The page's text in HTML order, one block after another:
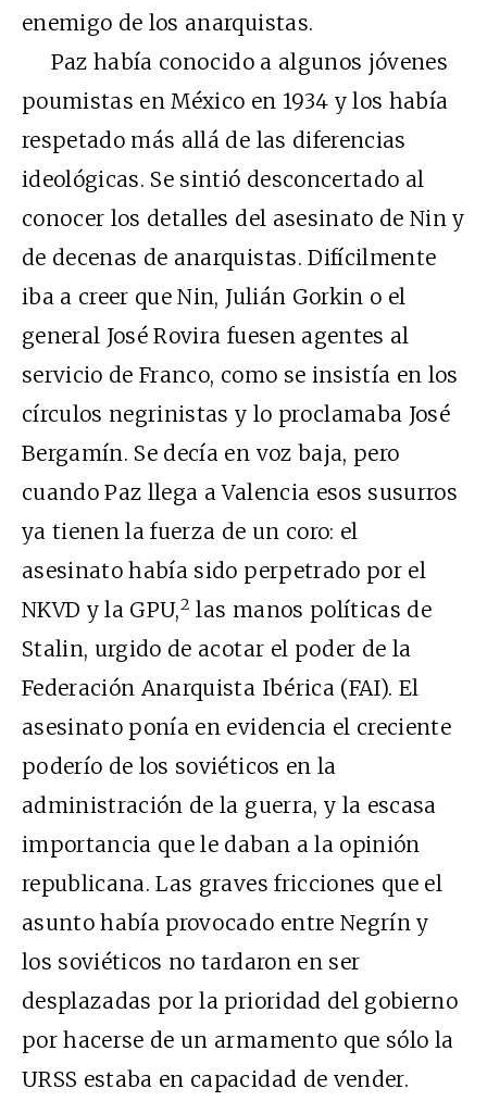
enemigo de los anarquistas.
Paz había conocido a algunos jóvenes
poumistas en México en 1934 y los había
respetado más allá de las diferencias
ideológicas. Se sintió desconcertado al
conocer los detalles del asesinato de Nin y
de decenas de anarquistas. Difícilmente
iba a creer que Nin, Julián Gorkin o el
general José Rovira fuesen agentes al
servicio de Franco, como se insistía en los
círculos negrinistas y lo proclamaba José
Bergamín. Se decía en voz baja, pero
cuando Paz llega a Valencia esos susurros
ya tienen la fuerza de un coro: el
asesinato había sido perpetrado por el
NKVD y la GPU,2 las manos políticas de
Stalin, urgido de acotar el poder de la
Federación Anarquista Ibérica (FAI). El
asesinato ponía en evidencia el creciente
poderío de los soviéticos en la
administración de la guerra, y la escasa
importancia que le daban a la opinión
republicana. Las graves fricciones que el
asunto había provocado entre Negrín y
los soviéticos no tardaron en ser
desplazadas por la prioridad del gobierno
por hacerse de un armamento que sólo la
URSS estaba en capacidad de vender.